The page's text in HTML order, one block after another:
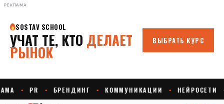
РЕКЛАМА